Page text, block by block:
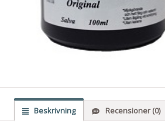
Beskrivning Recensioner (0)